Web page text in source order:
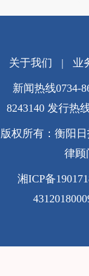
关于我们 | 业
新闻热线0734-
8243140 发行热
版权所有：衡阳
律顾
湘ICP备